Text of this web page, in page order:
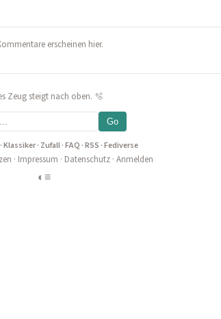
erscheinen hier.
Zeug steigt nach oben. 🫧
Go
·Klassiker· Zufall·FAQ ·RSS ·Fediverse
· Impressum · Datenschutz· Anmelden
◐ ≡